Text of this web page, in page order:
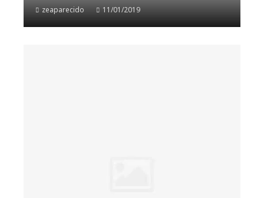
zeaparecido 11/01/2019